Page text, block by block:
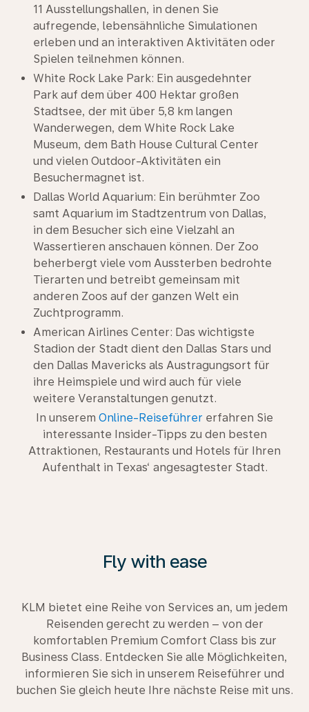
11 Ausstellungshallen, in denen Sie
aufregende, lebensähnliche Simulationen
erleben und an interaktiven Aktivitäten oder
Spielen teilnehmen können.
White Rock Lake Park: Ein ausgedehnter
Park auf dem über 400 Hektar großen
Stadtsee, der mit über 5,8 km langen
Wanderwegen, dem White Rock Lake
Museum, dem Bath House Cultural Center
und vielen Outdoor-Aktivitäten ein
Besuchermagnet ist.
Dallas World Aquarium: Ein berühmter Zoo
samt Aquarium im Stadtzentrum von Dallas,
in dem Besucher sich eine Vielzahl an
Wassertieren anschauen können. Der Zoo
beherbergt viele vom Aussterben bedrohte
Tierarten und betreibt gemeinsam mit
anderen Zoos auf der ganzen Welt ein
Zuchtprogramm.
American Airlines Center: Das wichtigste
Stadion der Stadt dient den Dallas Stars und
den Dallas Mavericks als Austragungsort für
ihre Heimspiele und wird auch für viele
weitere Veranstaltungen genutzt.
In unserem Online-Reiseführer erfahren Sie
interessante Insider-Tipps zu den besten
Attraktionen, Restaurants und Hotels für Ihren
Aufenthalt in Texas‘ angesagtester Stadt.
Fly with ease
KLM bietet eine Reihe von Services an, um jedem
Reisenden gerecht zu werden – von der
komfortablen Premium Comfort Class bis zur
Business Class. Entdecken Sie alle Möglichkeiten,
informieren Sie sich in unserem Reiseführer und
buchen Sie gleich heute Ihre nächste Reise mit uns.